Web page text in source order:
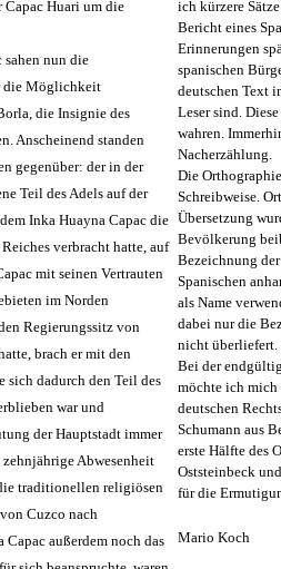
Capac Huari um die
sahen nun die
die Möglichkeit
die Insignie des
Anscheinend standen
gegenüber: der in der
Teil des Adels auf der
Inka Huayna Capac die
verbracht hatte, auf
mit seinen Vertrauten
im Norden
Regierungssitz von
brach er mit den
sich dadurch den Teil des
war und
der Hauptstadt immer
Abwesenheit
traditionellen religiösen
Cuzco nach
außerdem noch das
ich kürzere
Bericht eines
Erinnerungen
spanischen
deutschen Text
Leser sind.
wahren.
Nacherzählung.
Die
Schreibweise.
Übersetzung
Bevölkerung
Bezeichnung
Spanischen
als Name
dabei nur die
nicht überliefert.
Bei der
möchte ich mich
deutschen
Schumann aus
erste Hälfte des
Oststeinbeck
für die
Mario Koch